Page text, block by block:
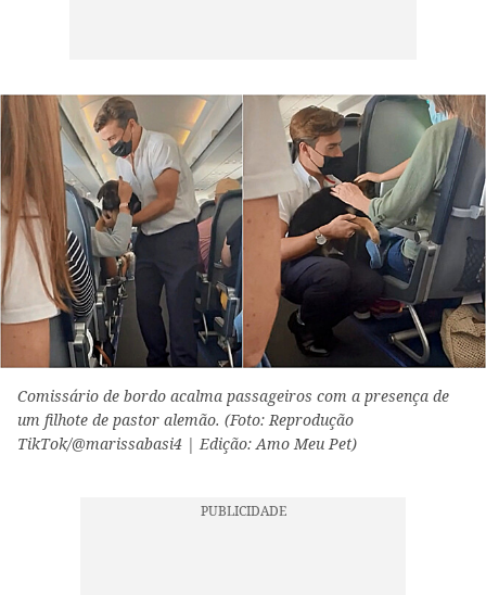
Comissário de bordo acalma passageiros com a presença de
um filhote de pastor alemão. (Foto: Reprodução
TikTok/@marissabasi4 | Edição: Amo Meu Pet)